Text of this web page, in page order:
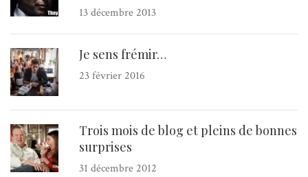
13 décembre 2013
Je sens frémir…
23 février 2016
Trois mois de blog et pleins de bonnes
surprises
31 décembre 2012